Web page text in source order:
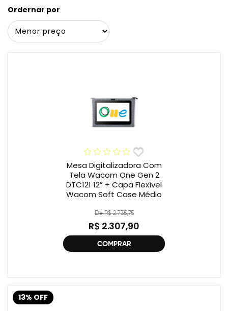
Ordernar por
Mesa Digitalizadora Com
Tela Wacom One Gen 2
DTC121 12” + Capa Flexível
Wacom Soft Case Médio
De R$ 2.735,75
R$ 2.307,90
COMPRAR
13% OFF